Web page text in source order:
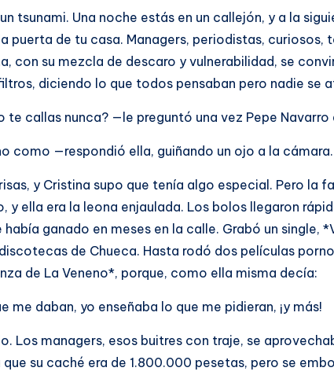
tsunami. Una noche estás en un callejón, y a la
puerta de tu casa. Managers, periodistas, curiosos,
con su mezcla de descaro y vulnerabilidad, se
diciendo lo que todos pensaban pero nadie se
te callas nunca? —le preguntó una vez Pepe Navarro
como —respondió ella, guiñando un ojo a la cámara.
y Cristina supo que tenía algo especial. Pero la
y ella era la leona enjaulada. Los bolos llegaron
ganado en meses en la calle. Grabó un single,
de Chueca. Hasta rodó dos películas
de La Veneno*, porque, como ella misma decía:
me daban, yo enseñaba lo que me pidieran, ¡y más!
Los managers, esos buitres con traje, se
su caché era de 1.800.000 pesetas, pero se